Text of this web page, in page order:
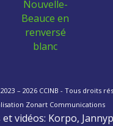
– 2026 CCINB - Tous droits
Zonart Communications
vidéos: Korpo, Jannyp